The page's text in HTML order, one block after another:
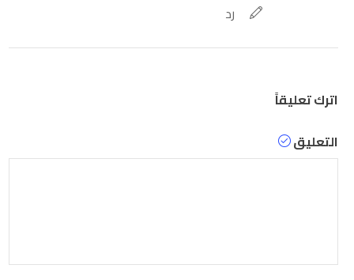
رد
اترك تعليقاً
التعليق